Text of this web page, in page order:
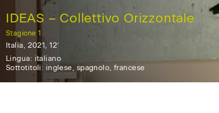
IDEAS – Collettivo Orizzontale
Stagione 1
Italia, 2021, 12’
Italia,
2021,
12'
Lingua: italiano
Sottotitoli: inglese, spagnolo, francese